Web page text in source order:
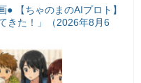
【ちゃのまのAIプロト】
きた！」（2026年8月6